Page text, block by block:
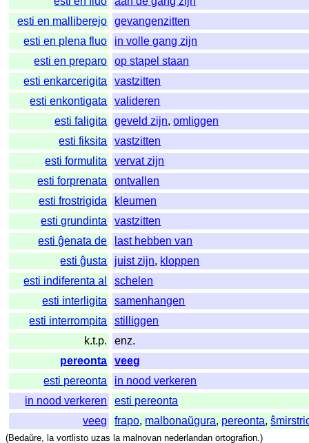
esti en malliberejo
gevangenzitten
esti en plena fluo
in volle gang zijn
esti en preparo
op stapel staan
esti enkarcerigita
vastzitten
esti enkontigata
valideren
esti faligita
geveld zijn,omliggen
esti fiksita
vastzitten
esti formulita
vervat zijn
esti forprenata
ontvallen
esti frostrigida
kleumen
esti grundinta
vastzitten
esti ĝenata de
last hebben van
esti ĝusta
juist zijn, kloppen
esti indiferenta al
schelen
esti interligita
samenhangen
esti interrompita
stilliggen
k.t.p.
enz.
pereonta
veeg
esti pereonta
in nood verkeren
in nood verkeren
esti pereonta
veeg
frapo, malbonaŭgura, pereonta,
(Bedaŭre, la vortlisto uzas la malnovan nederlandan ortografion.)